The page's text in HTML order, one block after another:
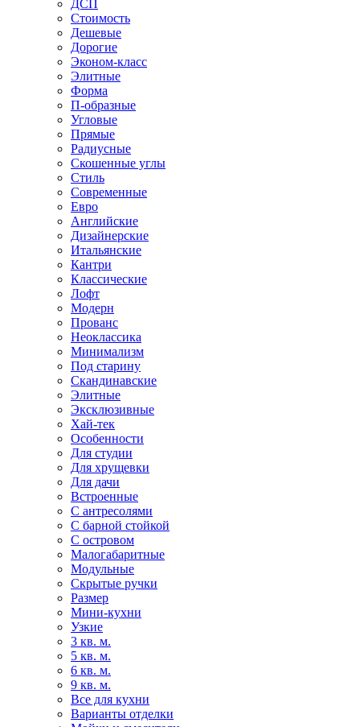
ДСП
Стоимость
Дешевые
Дорогие
Эконом-класс
Элитные
Форма
П-образные
Угловые
Прямые
Радиусные
Скошенные углы
Стиль
Современные
Евро
Английские
Дизайнерские
Итальянские
Кантри
Классические
Лофт
Модерн
Прованс
Неоклассика
Минимализм
Под старину
Скандинавские
Элитные
Эксклюзивные
Хай-тек
Особенности
Для студии
Для хрущевки
Для дачи
Встроенные
С антресолями
С барной стойкой
С островом
Малогабаритные
Модульные
Скрытые ручки
Размер
Мини-кухни
Узкие
3 кв. м.
5 кв. м.
6 кв. м.
9 кв. м.
Все для кухни
Варианты отделки